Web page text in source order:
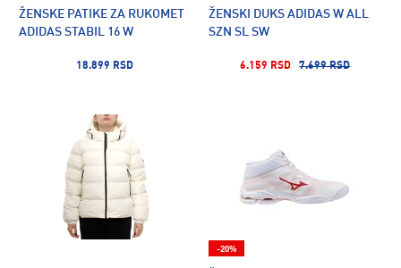
ŽENSKE PATIKE ZA RUKOMET
ADIDAS STABIL 16 W
18.899 RSD
ŽENSKI DUKS ADIDAS W ALL
SZN SL SW
6.159 RSD 7.699 RSD
-20%